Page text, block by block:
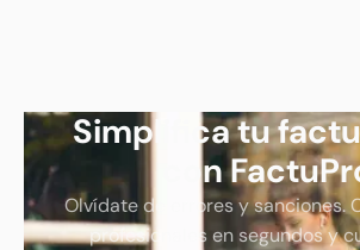
Simplifica tu
con
Olvídate de errores y sanciones.
profesionales en segundos y